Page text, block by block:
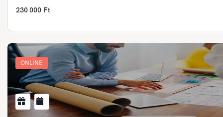
230 000 Ft
ONLINE